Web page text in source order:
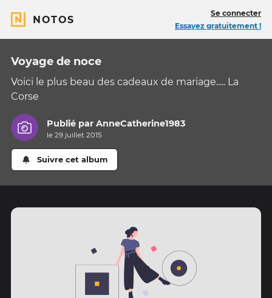
NOTOS
Se connecter
Essayez gratuitement !
Voyage de noce
Voici le plus beau des cadeaux de mariage..... La
Corse
Publié parAnneCatherine1983
le 29 juillet 2015
Suivre cet album